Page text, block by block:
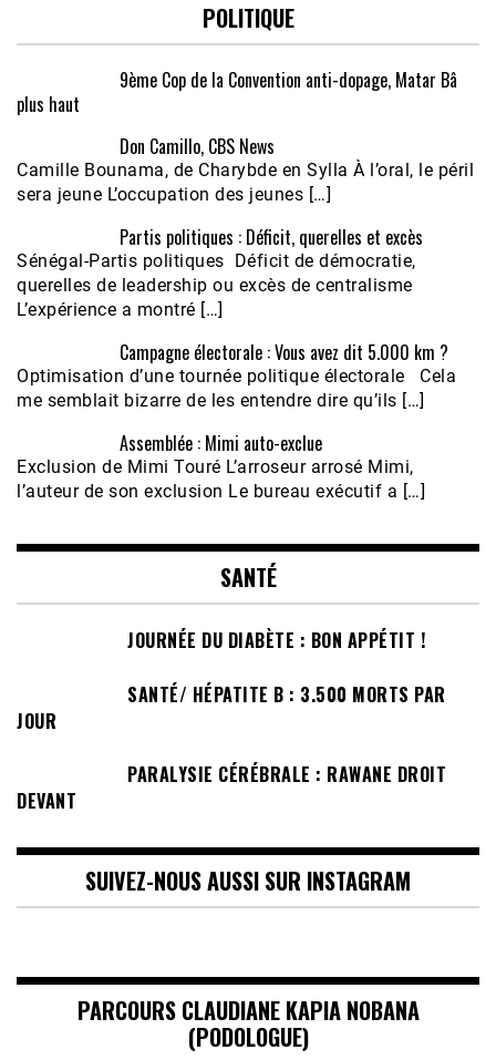
POLITIQUE
9ème Cop de la Convention anti-dopage, Matar Bâ
plus haut
Don Camillo, CBS News
Camille Bounama, de Charybde en Sylla À l’oral, le péril
sera jeune L’occupation des jeunes […]
Partis politiques : Déficit, querelles et excès
Sénégal-Partis politiques Déficit de démocratie,
querelles de leadership ou excès de centralisme
L’expérience a montré […]
Campagne électorale : Vous avez dit 5.000 km ?
Optimisation d’une tournée politique électorale Cela
me semblait bizarre de les entendre dire qu’ils […]
Assemblée : Mimi auto-exclue
Exclusion de Mimi Touré L’arroseur arrosé Mimi,
l’auteur de son exclusion Le bureau exécutif a […]
SANTÉ
JOURNÉE DU DIABÈTE : BON APPÉTIT !
SANTÉ/ HÉPATITE B : 3.500 MORTS PAR
JOUR
PARALYSIE CÉRÉBRALE : RAWANE DROIT
DEVANT
SUIVEZ-NOUS AUSSI SUR INSTAGRAM
PARCOURS CLAUDIANE KAPIA NOBANA
(PODOLOGUE)